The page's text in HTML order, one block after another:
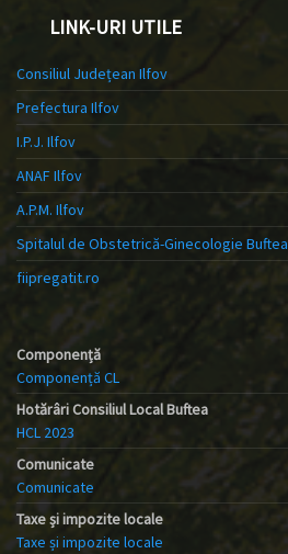
LINK-URI UTILE
Consiliul Județean Ilfov
Prefectura Ilfov
I.P.J. Ilfov
ANAF Ilfov
A.P.M. Ilfov
Spitalul de Obstetrică-Ginecologie Buftea
fiipregatit.ro
Componență
Componență CL
Hotărâri Consiliul Local Buftea
HCL 2023
Comunicate
Comunicate
Taxe și impozite locale
Taxe și impozite locale